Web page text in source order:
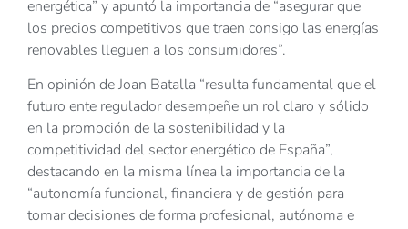
energética” y apuntó la importancia de “asegurar que
los precios competitivos que traen consigo las energías
renovables lleguen a los consumidores”.
En opinión de Joan Batalla “resulta fundamental que el
futuro ente regulador desempeñe un rol claro y sólido
en la promoción de la sostenibilidad y la
competitividad del sector energético de España”,
destacando en la misma línea la importancia de la
“autonomía funcional, financiera y de gestión para
tomar decisiones de forma profesional, autónoma e